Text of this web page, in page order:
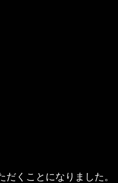
くことになりました。